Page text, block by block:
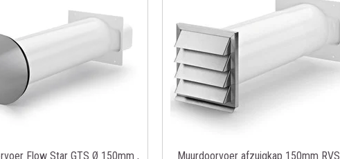
Flow Star GTS Ø 150mm , Muurdoorvoer afzuigkap 150mm RVS